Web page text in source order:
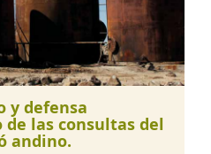
y defensa
las consultas del
andino.